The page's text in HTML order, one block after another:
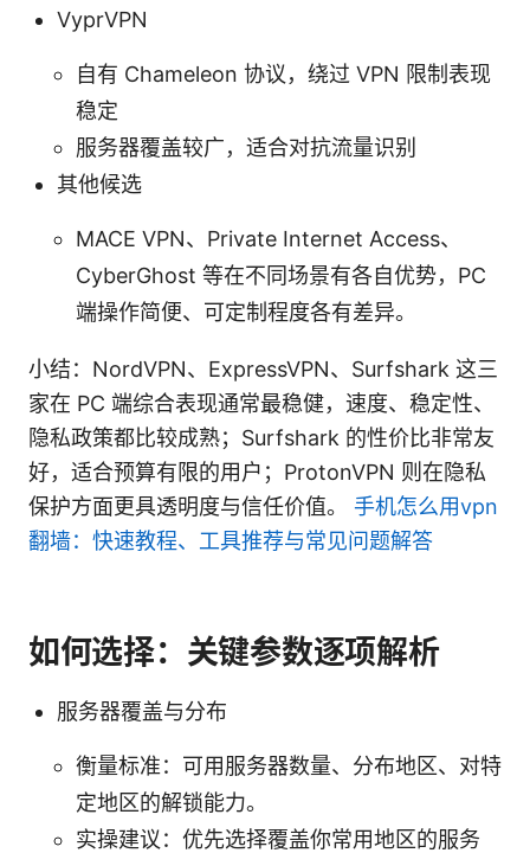
VyprVPN
自有 Chameleon 协议，绕过 VPN 限制表现
稳定
服务器覆盖较广，适合对抗流量识别
其他候选
MACE VPN、Private Internet Access、
CyberGhost 等在不同场景有各自优势，PC
端操作简便、可定制程度各有差异。
小结：NordVPN、ExpressVPN、Surfshark 这三
家在 PC 端综合表现通常最稳健，速度、稳定性、
隐私政策都比较成熟；Surfshark 的性价比非常友
好，适合预算有限的用户；ProtonVPN 则在隐私
保护方面更具透明度与信任价值。 手机怎么用vpn
翻墙：快速教程、工具推荐与常见问题解答
如何选择：关键参数逐项解析
服务器覆盖与分布
衡量标准：可用服务器数量、分布地区、对特
定地区的解锁能力。
实操建议：优先选择覆盖你常用地区的服务